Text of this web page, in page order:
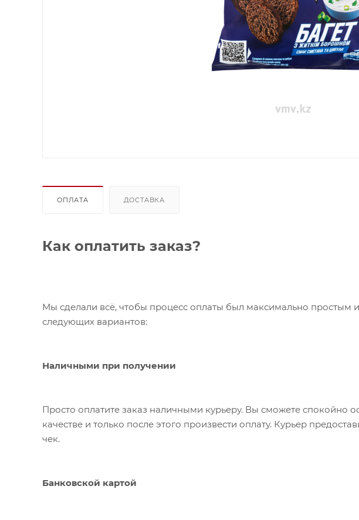
ОПЛАТА ДОСТАВКА
Как оплатить заказ?
Мы сделали всё, чтобы процесс оплаты был максимально
следующих вариантов:
Наличными при получении
Просто оплатите заказ наличными курьеру. Вы сможете спокойно
качестве и только после этого произвести оплату. Курьер
чек.
Банковской картой